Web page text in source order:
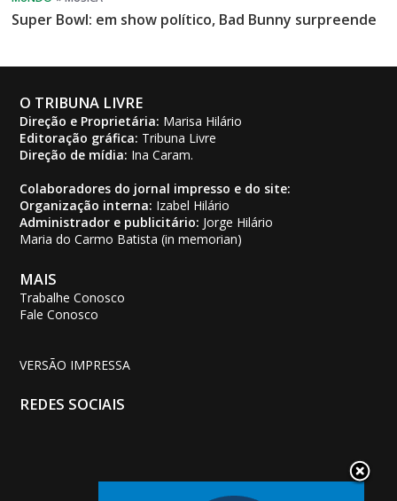
Super Bowl: em show político, Bad Bunny surpreende
O TRIBUNA LIVRE
Direção e Proprietária: Marisa Hilário
Editoração gráfica: Tribuna Livre
Direção de mídia: Ina Caram.
Colaboradores do jornal impresso e do site:
Organização interna: Izabel Hilário
Administrador e publicitário: Jorge Hilário
Maria do Carmo Batista (in memorian)
MAIS
Trabalhe Conosco
Fale Conosco
VERSÃO IMPRESSA
REDES SOCIAIS